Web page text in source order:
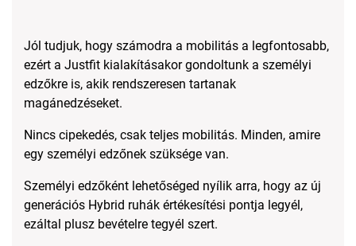
Jól tudjuk, hogy számodra a mobilitás a legfontosabb,
ezért a Justfit kialakításakor gondoltunk a személyi
edzőkre is, akik rendszeresen tartanak
magánedzéseket.
Nincs cipekedés, csak teljes mobilitás. Minden, amire
egy személyi edzőnek szüksége van.
Személyi edzőként lehetőséged nyílik arra, hogy az új
generációs Hybrid ruhák értékesítési pontja legyél,
ezáltal plusz bevételre tegyél szert.